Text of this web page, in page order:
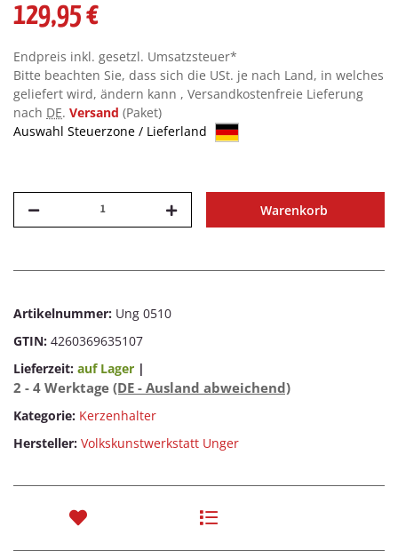
129,95 €
Endpreis inkl. gesetzl. Umsatzsteuer*
Bitte beachten Sie, dass sich die USt. je nach Land, in welches
geliefert wird, ändern kann , Versandkostenfreie Lieferung
nach DE. Versand (Paket)
Auswahl Steuerzone / Lieferland
Warenkorb
Artikelnummer: Ung 0510
GTIN: 4260369635107
Lieferzeit: auf Lager |
2 - 4 Werktage (DE - Ausland abweichend)
Kategorie: Kerzenhalter
Hersteller: Volkskunstwerkstatt Unger